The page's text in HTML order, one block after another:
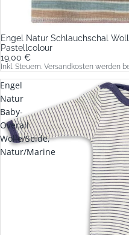
Engel Natur Schlauchschal
Pastellcolour
19,00 €
Inkl. Steuern. Versandkosten werden
Engel
Natur
Baby-
Overall
Wolle/Seide,
Natur/Marine